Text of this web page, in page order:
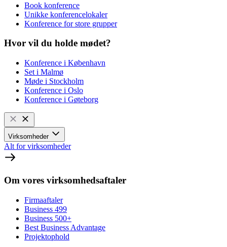
Book konference
Unikke konferencelokaler
Konference for store grupper
Hvor vil du holde mødet?
Konference i København
Set i Malmø
Møde i Stockholm
Konference i Oslo
Konference i Gøteborg
Virksomheder
Alt for virksomheder
Om vores virksomhedsaftaler
Firmaaftaler
Business 499
Business 500+
Best Business Advantage
Projektophold